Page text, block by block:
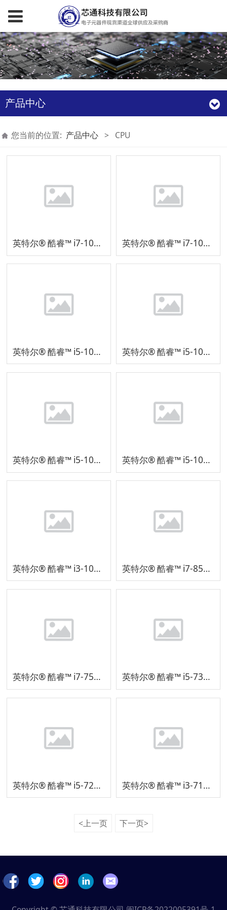
产品中心
您当前的位置: 产品中心 > CPU
英特尔® 酷睿™ i7-10510U 处理器 SRH7N 英特尔® 酷睿™ i7-10510U 处理器 SRGKW
英特尔® 酷睿™ i5-10310U 处理器 SRJ7T 英特尔® 酷睿™ i5-10310U 处理器 SRGKX
英特尔® 酷睿™ i5-10210U 处理器 SRGKY 英特尔® 酷睿™ i5-10210U 处理器 SRH8F
英特尔® 酷睿™ i3-10110U 处理器 英特尔® 酷睿™ i7-8565U 处理器
英特尔® 酷睿™ i7-7500U 处理器 英特尔® 酷睿™ i5-7300U 处理器
英特尔® 酷睿™ i5-7200U 处理器 英特尔® 酷睿™ i3-7100U 处理器
<上一页 下一页>